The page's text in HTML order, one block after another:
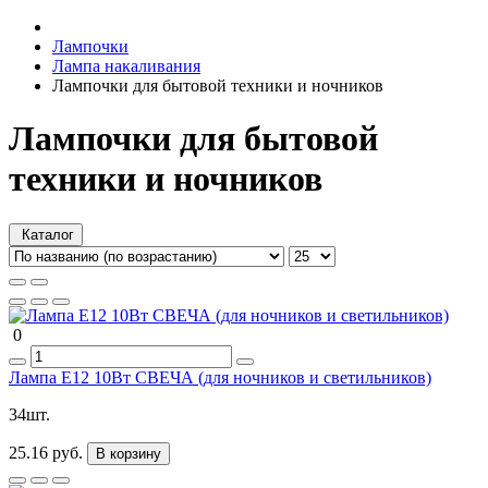
Лампочки
Лампа накаливания
Лампочки для бытовой техники и ночников
Лампочки для бытовой
техники и ночников
Каталог
0
Лампа Е12 10Вт СВЕЧА (для ночников и светильников)
34шт.
25.16 руб. В корзину